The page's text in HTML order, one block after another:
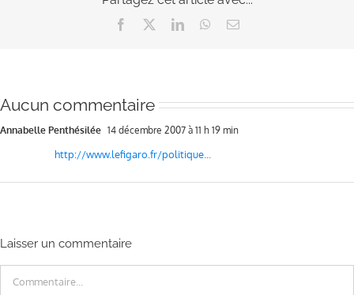
Facebook LinkedInWhatsApp
Email
Aucun commentaire
Annabelle Penthésilée 14 décembre 2007 à 11 h 19 min
http://www.lefigaro.fr/politique..
Laisser un commentaire